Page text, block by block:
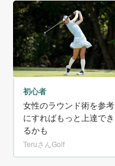
初心者
女性のラウンド術を参考
にすればもっと上達でき
るかも
TeruさんGolf